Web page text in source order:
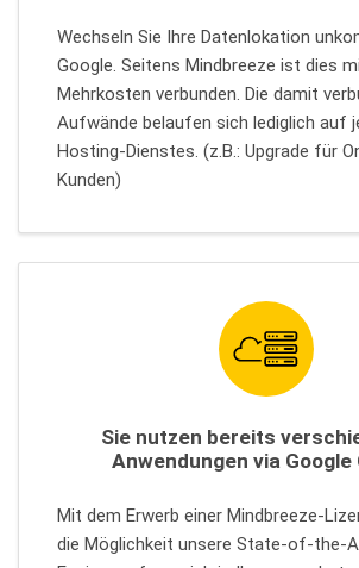
Wechseln Sie Ihre Datenlokation
Google. Seitens Mindbreeze ist dies
Mehrkosten verbunden. Die damit
Aufwände belaufen sich lediglich auf
Hosting-Dienstes. (z.B.: Upgrade für
Kunden)
Sie nutzen bereits
Anwendungen via Google
Mit dem Erwerb einer Mindbreeze-
die Möglichkeit unsere State-of-the-